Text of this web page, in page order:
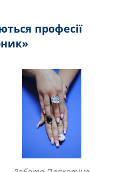
професії